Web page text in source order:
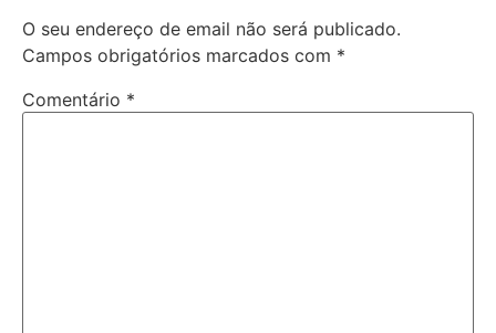
O seu endereço de email não será publicado.
Campos obrigatórios marcados com *
Comentário *